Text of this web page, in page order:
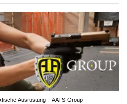
Ausrüstung – AATS-Group